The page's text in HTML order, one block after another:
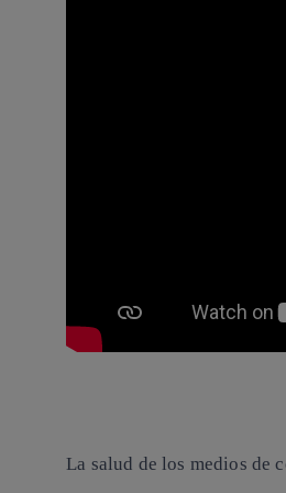
La salud de los medios de